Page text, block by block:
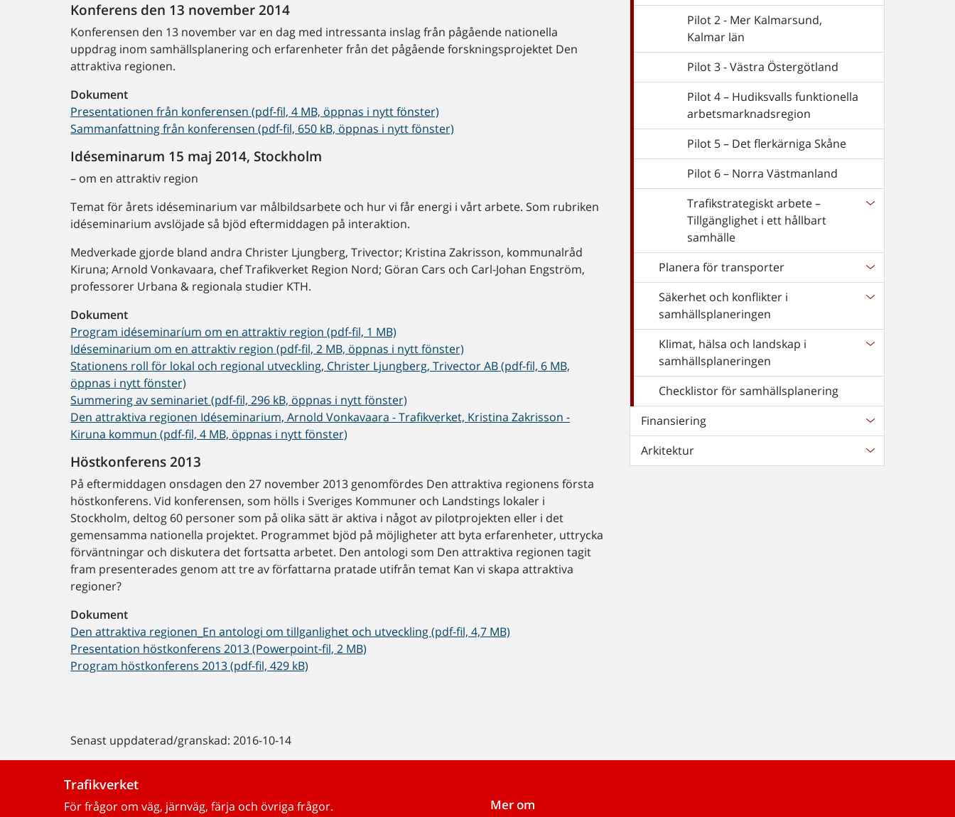
Konferens den 13 november 2014
Konferensen den 13 november var en dag med intressanta inslag från pågående nationella
uppdrag inom samhällsplanering och erfarenheter från det pågående forskningsprojektet Den
attraktiva regionen.
Dokument
Presentationen från konferensen (pdf-fil, 4 MB, öppnas i nytt fönster)
Sammanfattning från konferensen (pdf-fil, 650 kB, öppnas i nytt fönster)
Idéseminarum 15 maj 2014, Stockholm
– om en attraktiv region
Temat för årets idéseminarium var målbildsarbete och hur vi får energi i vårt arbete. Som rubriken
idéseminarium avslöjade så bjöd eftermiddagen på interaktion.
Medverkade gjorde bland andra Christer Ljungberg, Trivector; Kristina Zakrisson, kommunalråd
Kiruna; Arnold Vonkavaara, chef Trafikverket Region Nord; Göran Cars och Carl-Johan Engström,
professorer Urbana & regionala studier KTH.
Dokument
Program idéseminaríum om en attraktiv region (pdf-fil, 1 MB)
Idéseminarium om en attraktiv region (pdf-fil, 2 MB, öppnas i nytt fönster)
Stationens roll för lokal och regional utveckling, Christer Ljungberg, Trivector AB (pdf-fil, 6 MB,
öppnas i nytt fönster)
Summering av seminariet (pdf-fil, 296 kB, öppnas i nytt fönster)
Den attraktiva regionen Idéseminarium, Arnold Vonkavaara - Trafikverket, Kristina Zakrisson -
Kiruna kommun (pdf-fil, 4 MB, öppnas i nytt fönster)
Höstkonferens 2013
På eftermiddagen onsdagen den 27 november 2013 genomfördes Den attraktiva regionens första
höstkonferens. Vid konferensen, som hölls i Sveriges Kommuner och Landstings lokaler i
Stockholm, deltog 60 personer som på olika sätt är aktiva i något av pilotprojekten eller i det
gemensamma nationella projektet. Programmet bjöd på möjligheter att byta erfarenheter, uttrycka
förväntningar och diskutera det fortsatta arbetet. Den antologi som Den attraktiva regionen tagit
fram presenterades genom att tre av författarna pratade utifrån temat Kan vi skapa attraktiva
regioner?
Dokument
Den attraktiva regionen_En antologi om tillganlighet och utveckling (pdf-fil, 4,7 MB)
Presentation höstkonferens 2013 (Powerpoint-fil, 2 MB)
Program höstkonferens 2013 (pdf-fil, 429 kB)
Senast uppdaterad/granskad: 2016-10-14
Pilot 2 - Mer Kalmarsund,
Kalmar län
Pilot 3 - Västra Östergötland
Pilot 4 – Hudiksvalls funktionella
arbetsmarknadsregion
Pilot 5 – Det flerkärniga Skåne
Pilot 6 – Norra Västmanland
Trafikstrategiskt arbete –
Tillgänglighet i ett hållbart
samhälle
Planera för transporter
Säkerhet och konflikter i
samhällsplaneringen
Klimat, hälsa och landskap i
samhällsplaneringen
Checklistor för samhällsplanering
Finansiering
Arkitektur
Trafikverket
För frågor om väg, järnväg, färja och övriga frågor. Mer om